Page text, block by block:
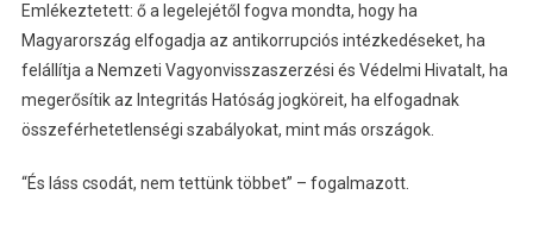
Emlékeztetett: ő a legelejétől fogva mondta, hogy ha
Magyarország elfogadja az antikorrupciós intézkedéseket, ha
felállítja a Nemzeti Vagyonvisszaszerzési és Védelmi Hivatalt, ha
megerősítik az Integritás Hatóság jogköreit, ha elfogadnak
összeférhetetlenségi szabályokat, mint más országok.
“És láss csodát, nem tettünk többet” – fogalmazott.